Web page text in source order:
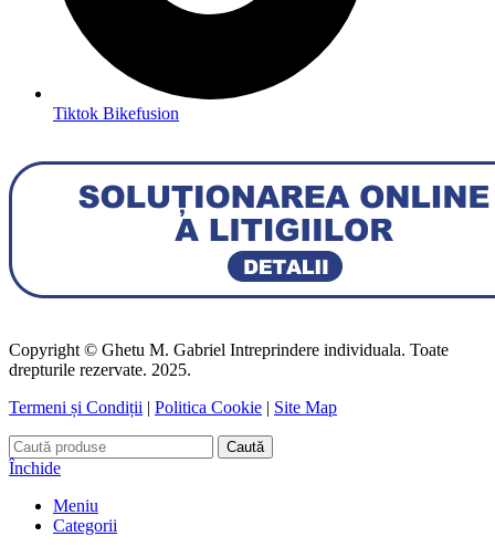
Tiktok Bikefusion
Copyright © Ghetu M. Gabriel Intreprindere individuala. Toate
drepturile rezervate. 2025.
Termeni și Condiții | Politica Cookie | Site Map
Caută
Închide
Meniu
Categorii